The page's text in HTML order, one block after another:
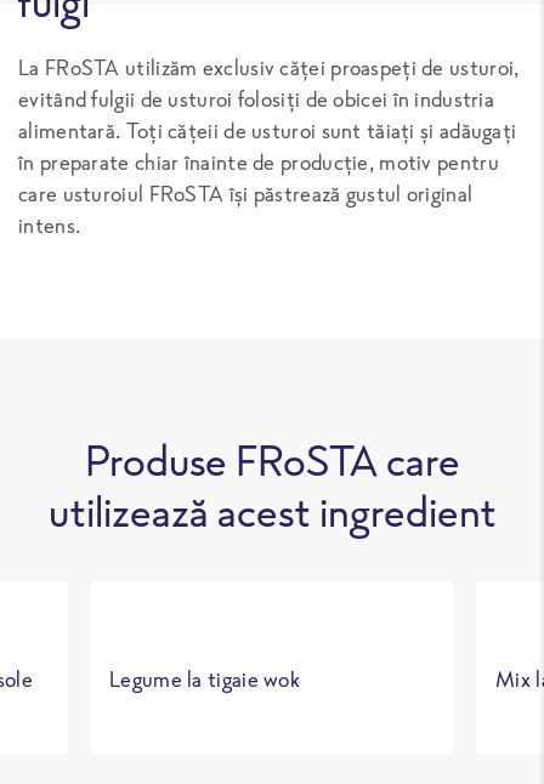
La FRoSTA utilizăm exclusiv căței proaspeți de usturoi,
evitând fulgii de usturoi folosiți de obicei în industria
alimentară. Toți cățeii de usturoi sunt tăiați și adăugați
în preparate chiar înainte de producție, motiv pentru
care usturoiul FRoSTA își păstrează gustul original
intens.
Produse FRoSTA care
utilizează acest ingredient
Legume la tigaie wok Mix